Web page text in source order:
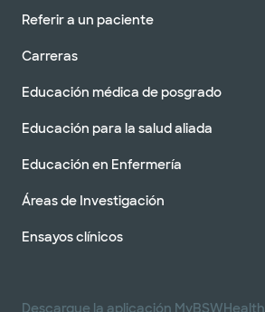
Referir a un paciente
Carreras
Educación médica de posgrado
Educación para la salud aliada
Educación en Enfermería
Áreas de Investigación
Ensayos clínicos
Descargue la aplicación MyBSWHealth